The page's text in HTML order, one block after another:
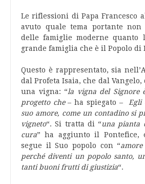
Le riflessioni di Papa Francesco
avuto quale tema portante
delle famiglie moderne quanto
grande famiglia che è il Popolo di
Questo è rappresentato, sia
dal Profeta Isaia, che dal Vangelo,
una vigna: “la vigna del Signore
progetto che– ha spiegato –Egli
suo amore, come un contadino si
vigneto“. Si tratta di “una pianta
cura” ha aggiunto il Pontefice,
segue il Suo popolo con “
perché diventi un popolo santo,
tanti buoni frutti di giustizia“.